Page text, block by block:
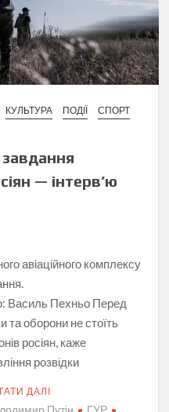
КУЛЬТУРА ПОДІЇ
СПОРТ
— інтерв’ю
авіаційного комплексу
Василь Пехньо Перед
та оборони не стоїть
росіян, каже
розвідки
ДАЛІ